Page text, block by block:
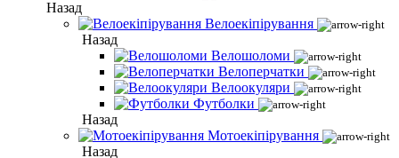
Назад
Велоекіпірування
Назад
Велошоломи
Велоперчатки
Велоокуляри
Футболки
Назад
Мотоекіпірування
Назад